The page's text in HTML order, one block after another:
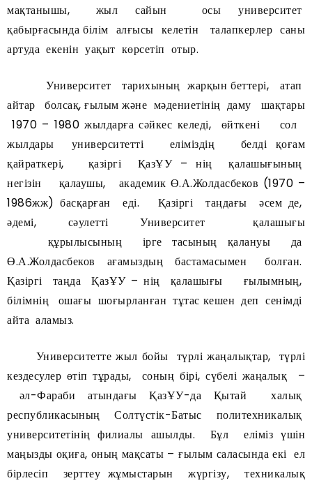
мақтанышы, жыл сайын осы университет
қабырғасында білім алғысы келетін талапкерлер саны
артуда екенін уақыт көрсетіп отыр.
Университет тарихының жарқын беттері, атап
айтар болсақ, ғылым және мәдениетінің даму шақтары
1970 – 1980 жылдарға сәйкес келеді, өйткені сол
жылдары университетті еліміздің белді қоғам
қайраткері, қазіргі ҚазҰУ – нің қалашығының
негізін қалаушы, академик Ө.А.Жолдасбеков (1970 –
1986жж) басқарған еді. Қазіргі таңдағы әсем де,
әдемі, сәулетті Университет қалашығы
құрылысының ірге тасының қалануы да
Ө.А.Жолдасбеков ағамыздың бастамасымен болған.
Қазіргі таңда ҚазҰУ – нің қалашығы ғылымның,
білімнің ошағы шоғырланған тұтас кешен деп сенімді
айта аламыз.
Университетте жыл бойы түрлі жаңалықтар, түрлі
кездесулер өтіп тұрады, соның бірі, сүбелі жаңалық –
әл-Фараби атындағы ҚазҰУ-да Қытай халық
республикасының Солтүстік-Батыс политехникалық
университетінің филиалы ашылды. Бұл еліміз үшін
маңызды оқиға, оның мақсаты – ғылым саласында екі ел
бірлесіп зерттеу жұмыстарын жүргізу, техникалық